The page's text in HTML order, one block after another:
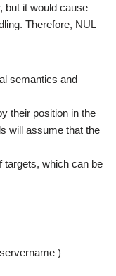
but it would cause
Therefore, NUL
semantics and
their position in the
will assume that the
targets, which can be
)